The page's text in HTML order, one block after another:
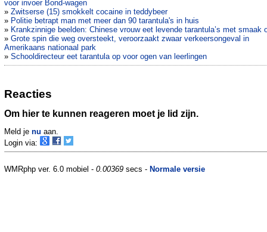
voor invoer Bond-wagen
» Zwitserse (15) smokkelt cocaine in teddybeer
» Politie betrapt man met meer dan 90 tarantula's in huis
» Krankzinnige beelden: Chinese vrouw eet levende tarantula’s met smaak
» Grote spin die weg oversteekt, veroorzaakt zwaar verkeersongeval in
Amerikaans nationaal park
» Schooldirecteur eet tarantula op voor ogen van leerlingen
Reacties
Om hier te kunnen reageren moet je lid zijn.
Meld je nu aan.
Login via:
WMRphp ver. 6.0 mobiel - 0.00369 secs - Normale versie